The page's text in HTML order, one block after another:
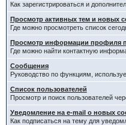
Как зарегистрироваться и
Просмотр активных тем и новых
Где можно просмотреть список
Просмотр информации профиля
Где можно найти контактную
Сообщения
Руководство по функциям,
Список пользователей
Просмотр и поиск пользователей
Уведомление на e-mail о новых
Как подписаться на тему для